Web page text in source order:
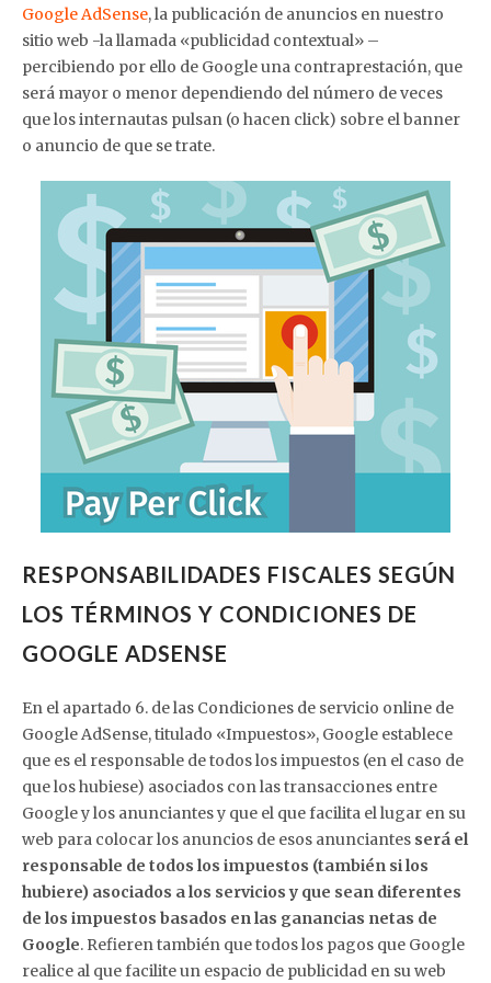
Google AdSense, la publicación de anuncios en nuestro
sitio web -la llamada «publicidad contextual» –
percibiendo por ello de Google una contraprestación, que
será mayor o menor dependiendo del número de veces
que los internautas pulsan (o hacen click) sobre el banner
o anuncio de que se trate.
RESPONSABILIDADES FISCALES SEGÚN
LOS TÉRMINOS Y CONDICIONES DE
GOOGLE ADSENSE
En el apartado 6. de las Condiciones de servicio online de
Google AdSense, titulado «Impuestos», Google establece
que es el responsable de todos los impuestos (en el caso de
que los hubiese) asociados con las transacciones entre
Google y los anunciantes y que el que facilita el lugar en su
web para colocar los anuncios de esos anunciantes será el
responsable de todos los impuestos (también si los
hubiere) asociados a los servicios y que sean diferentes
de los impuestos basados en las ganancias netas de
Google. Refieren también que todos los pagos que Google
realice al que facilite un espacio de publicidad en su web